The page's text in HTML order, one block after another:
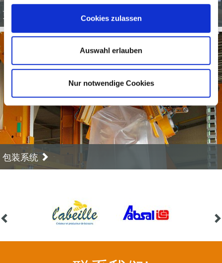
Cookies zulassen
Auswahl erlauben
Nur notwendige Cookies
更多软件系统
包装系统